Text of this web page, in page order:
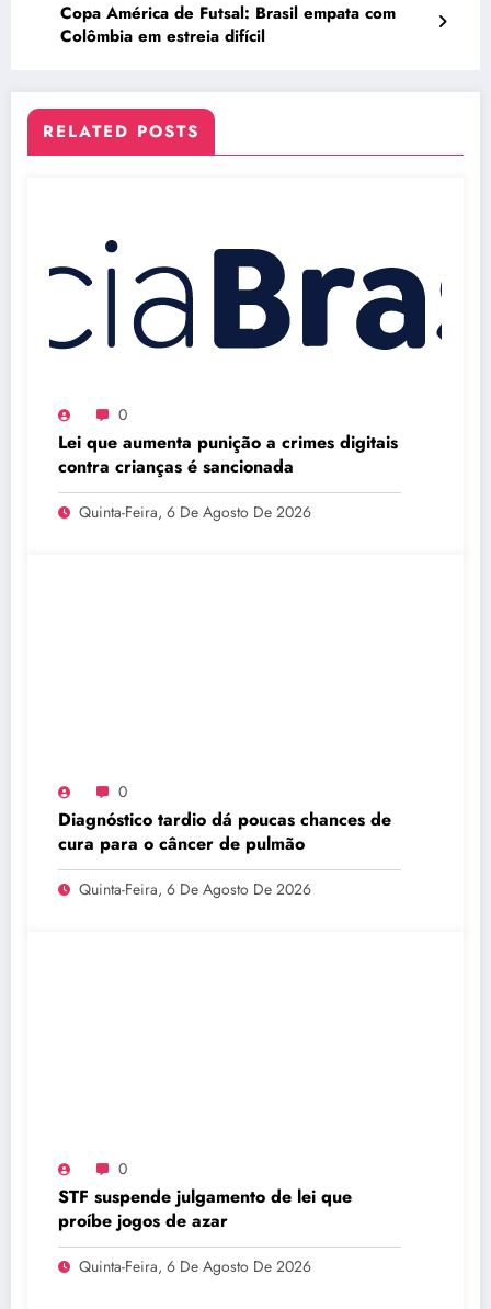
Copa América de Futsal: Brasil empata com
Colômbia em estreia difícil
RELATED POSTS
0
Lei que aumenta punição a crimes digitais
contra crianças é sancionada
Quinta-Feira, 6 De Agosto De 2026
0
Diagnóstico tardio dá poucas chances de
cura para o câncer de pulmão
Quinta-Feira, 6 De Agosto De 2026
0
STF suspende julgamento de lei que
proíbe jogos de azar
Quinta-Feira, 6 De Agosto De 2026